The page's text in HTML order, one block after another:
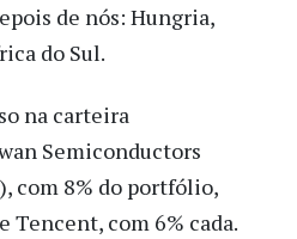
de nós: Hungria,
do Sul.
na carteira
Semiconductors
com 8% do portfólio,
e Tencent, com 6% cada.